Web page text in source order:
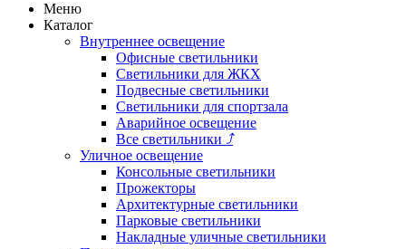
Меню
Каталог
Внутреннее освещение
Офисные светильники
Светильники для ЖКХ
Подвесные светильники
Светильники для спортзала
Аварийное освещение
Все светильники ⤴
Уличное освещение
Консольные светильники
Прожекторы
Архитектурные светильники
Парковые светильники
Накладные уличные светильники